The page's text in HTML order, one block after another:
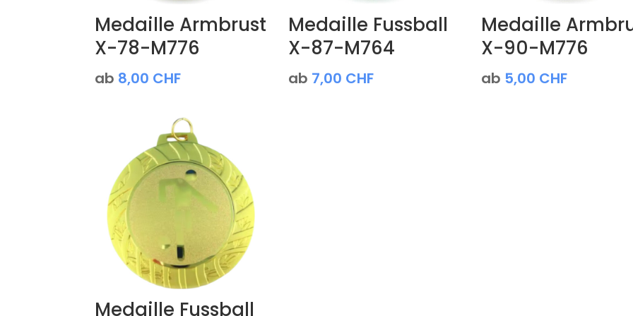
Medaille Armbrust
X-78-M776
ab 8,00 CHF
Medaille Fussball
X-87-M764
ab 7,00 CHF
Medaille
X-90-M776
ab 5,00 CHF
Medaille Fussball